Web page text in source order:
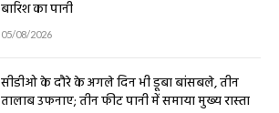
बारिश का पानी
05/08/2026
सीडीओ के दौरे के अगले दिन भी डूबा बांसबले, तीन
तालाब उफनाए; तीन फीट पानी में समाया मुख्य रास्ता